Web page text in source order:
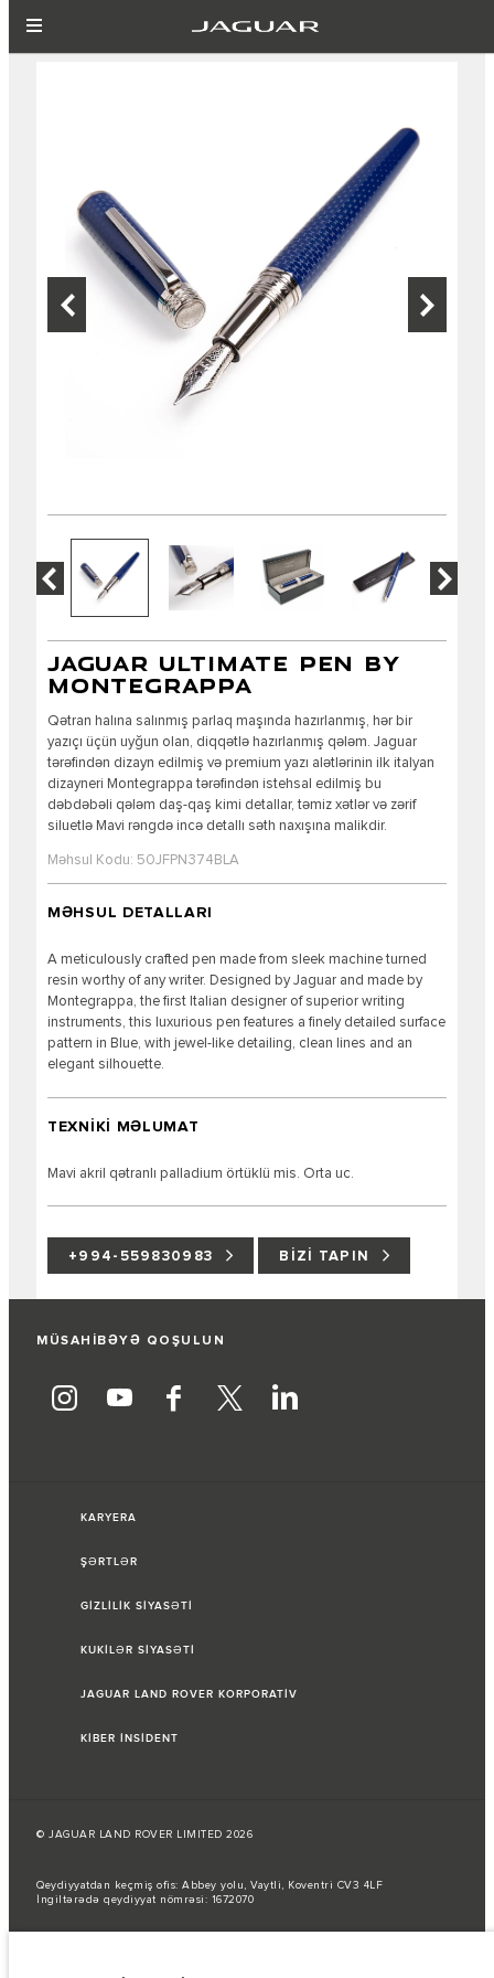
JAGUAR ULTIMATE PEN BY
MONTEGRAPPA
Qətran halına salınmış parlaq maşında hazırlanmış, hər bir
yazıçı üçün uyğun olan, diqqətlə hazırlanmış qələm. Jaguar
tərəfindən dizayn edilmiş və premium yazı alətlərinin ilk italyan
dizayneri Montegrappa tərəfindən istehsal edilmiş bu
dəbdəbəli qələm daş-qaş kimi detallar, təmiz xətlər və zərif
siluetlə Mavi rəngdə incə detallı səth naxışına malikdir.
Məhsul Kodu: 50JFPN374BLA
MƏHSUL DETALLARI
A meticulously crafted pen made from sleek machine turned
resin worthy of any writer. Designed by Jaguar and made by
Montegrappa, the first Italian designer of superior writing
instruments, this luxurious pen features a finely detailed surface
pattern in Blue, with jewel-like detailing, clean lines and an
elegant silhouette.
TEXNİKİ MƏLUMAT
Mavi akril qətranlı palladium örtüklü mis. Orta uc.
+994-559830983 BIZI TAPIN
MÜSAHİBƏYƏ QOŞULUN
KARYERA
ŞƏRTLƏR
GİZLİLİK SİYASƏTİ
KUKİLƏR SİYASƏTİ
JAGUAR LAND ROVER KORPORATİV
KİBER İNSİDENT
© JAGUAR LAND ROVER LIMITED 2026
Qeydiyyatdan keçmiş ofis: Abbey yolu, Vaytli, Koventri CV3 4LF
İngiltərədə qeydiyyat nömrəsi: 1672070